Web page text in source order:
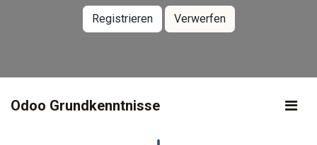
Registrieren Verwerfen
Odoo Grundkenntnisse